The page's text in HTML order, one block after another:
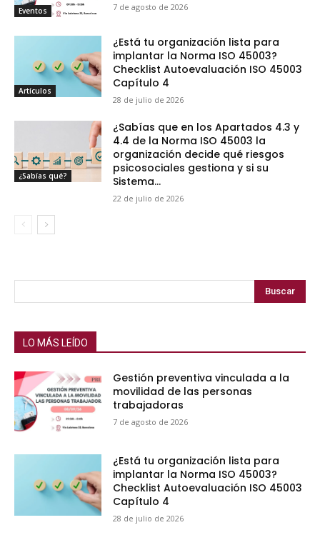
Eventos 7 de agosto de 2026
Artículos
¿Está tu organización lista para
implantar la Norma ISO 45003?
Checklist Autoevaluación ISO 45003
Capítulo 4
28 de julio de 2026
¿Sabías qué?
¿Sabías que en los Apartados 4.3 y
4.4 de la Norma ISO 45003 la
organización decide qué riesgos
psicosociales gestiona y si su
Sistema...
22 de julio de 2026
Buscar
LO MÁS LEÍDO
Gestión preventiva vinculada a la
movilidad de las personas
trabajadoras
7 de agosto de 2026
¿Está tu organización lista para
implantar la Norma ISO 45003?
Checklist Autoevaluación ISO 45003
Capítulo 4
28 de julio de 2026